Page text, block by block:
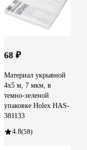
68 ₽
Материал укрывной
4х5 м, 7 мкм, в
темно-зеленой
упаковке Holex HAS-
381133
4.8(58)